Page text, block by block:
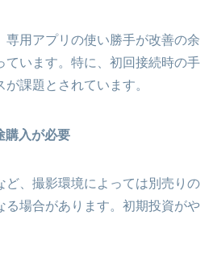
専用アプリの使い勝手が改善の余
ています。特に、初回接続時の手
課題とされています。
購入が必要
ど、撮影環境によっては別売りの
る場合があります。初期投資がや